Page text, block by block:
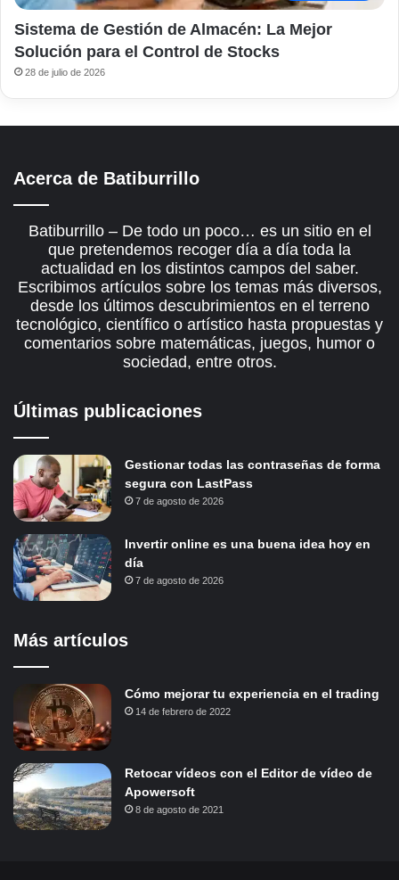
Sistema de Gestión de Almacén: La Mejor
Solución para el Control de Stocks
28 de julio de 2026
Acerca de Batiburrillo
Batiburrillo – De todo un poco… es un sitio en el
que pretendemos recoger día a día toda la
actualidad en los distintos campos del saber.
Escribimos artículos sobre los temas más diversos,
desde los últimos descubrimientos en el terreno
tecnológico, científico o artístico hasta propuestas y
comentarios sobre matemáticas, juegos, humor o
sociedad, entre otros.
Últimas publicaciones
Gestionar todas las contraseñas de forma
segura con LastPass
7 de agosto de 2026
Invertir online es una buena idea hoy en
día
7 de agosto de 2026
Más artículos
Cómo mejorar tu experiencia en el trading
14 de febrero de 2022
Retocar vídeos con el Editor de vídeo de
Apowersoft
8 de agosto de 2021